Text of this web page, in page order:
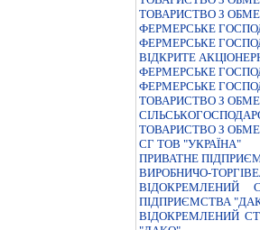
ТОВАРИСТВО З
ФЕРМЕРСЬКЕ
ФЕРМЕРСЬКЕ
ВIДКРИТЕ
ФЕРМЕРСЬКЕ
ФЕРМЕРСЬКЕ
ТОВАРИСТВО З
ТОВАРИСТВО З
СГ ТОВ "УКРАЇНА"
ПРИВАТНЕ
ВИРОБНИЧО-
ВІДОКРЕМЛЕНИЙ
ПІДПРИЄМСТВА
ВІДОКРЕМЛЕНИЙ